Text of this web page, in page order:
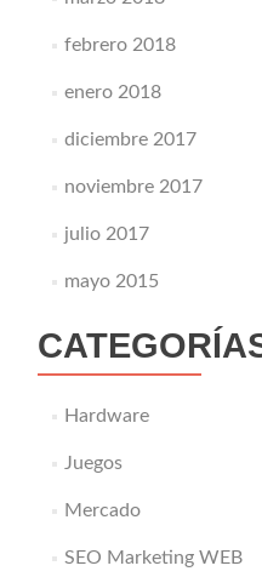
febrero 2018
enero 2018
diciembre 2017
noviembre 2017
julio 2017
mayo 2015
Hardware
Juegos
Mercado
SEO Marketing WEB